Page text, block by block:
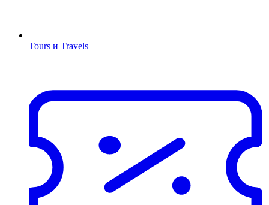
Tours и Travels